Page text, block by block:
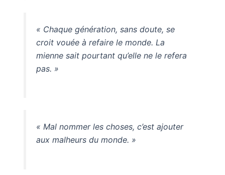
« Chaque génération, sans doute, se
croit vouée à refaire le monde. La
mienne sait pourtant qu’elle ne le refera
pas. »
« Mal nommer les choses, c’est ajouter
aux malheurs du monde. »